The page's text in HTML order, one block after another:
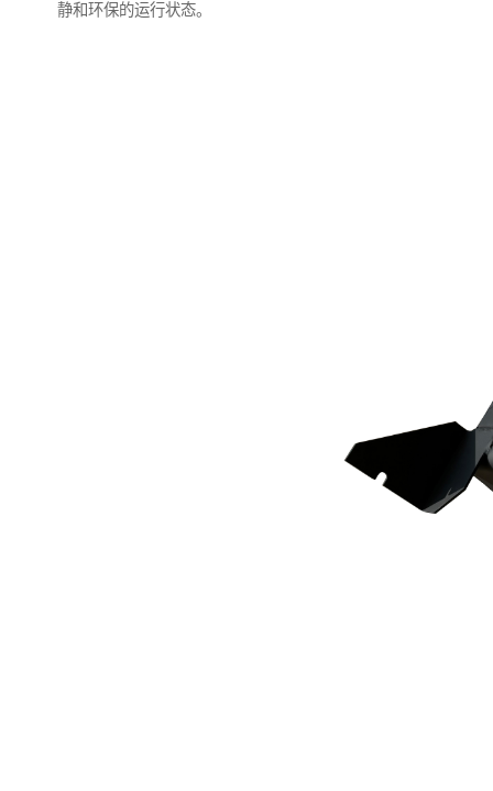
静和环保的运行状态。